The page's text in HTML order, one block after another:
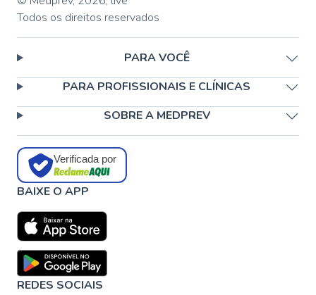
Todos os direitos reservados
PARA VOCÊ
PARA PROFISSIONAIS E CLÍNICAS
SOBRE A MEDPREV
Verificada por
BAIXE O APP
REDES SOCIAIS